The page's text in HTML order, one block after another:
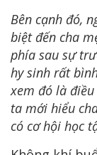
Bên cạnh đó,
biệt đến cha
phía sau sự
hy sinh rất
xem đó là
ta mới hiểu
có cơ hội học